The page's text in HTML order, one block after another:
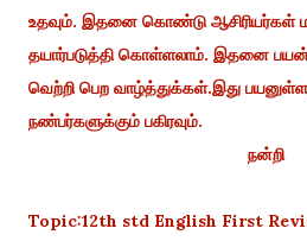
உதவும். இதனை கொண்டு ஆசிரியர்கள்
தயார்படுத்தி கொள்ளலாம். இதனை
வெற்றி பெற வாழ்த்துக்கள்.இது
நண்பர்களுக்கும் பகிரவும்.
நன்றி
Topic:12th std English First